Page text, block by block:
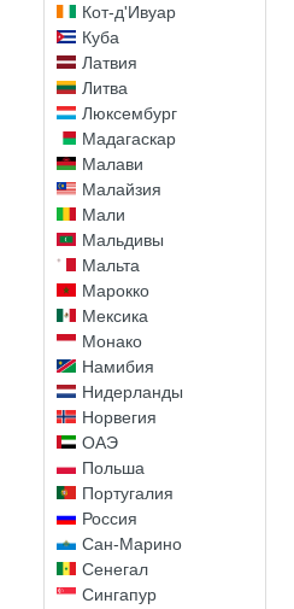
Кот-д'Ивуар
Куба
Латвия
Литва
Люксембург
Мадагаскар
Малави
Малайзия
Мали
Мальдивы
Мальта
Марокко
Мексика
Монако
Намибия
Нидерланды
Норвегия
ОАЭ
Польша
Португалия
Россия
Сан-Марино
Сенегал
Сингапур